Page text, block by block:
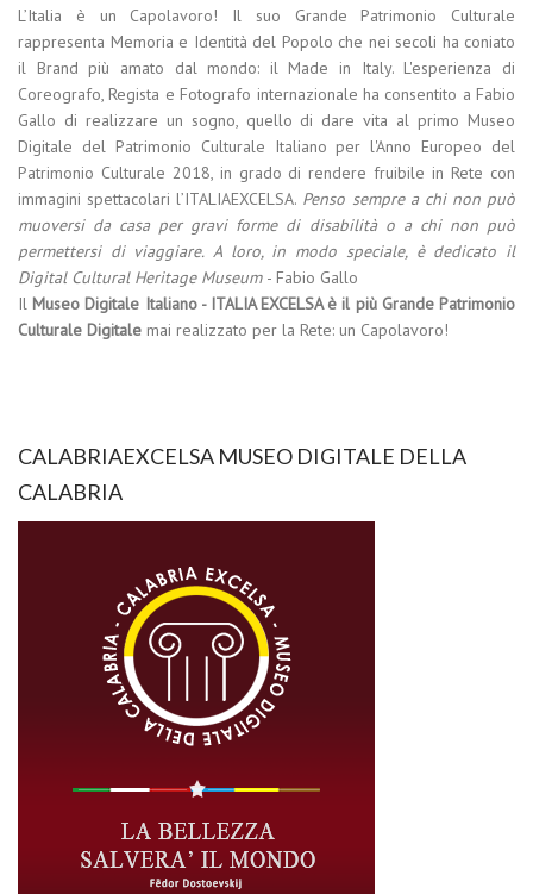
L’Italia è un Capolavoro! Il suo Grande Patrimonio Culturale
rappresenta Memoria e Identità del Popolo che nei secoli ha coniato
il Brand più amato dal mondo: il Made in Italy. L'esperienza di
Coreografo, Regista e Fotografo internazionale ha consentito a Fabio
Gallo di realizzare un sogno, quello di dare vita al primo Museo
Digitale del Patrimonio Culturale Italiano per l'Anno Europeo del
Patrimonio Culturale 2018, in grado di rendere fruibile in Rete con
immagini spettacolari l’ITALIAEXCELSA. Penso sempre a chi non può
muoversi da casa per gravi forme di disabilità o a chi non può
permettersi di viaggiare. A loro, in modo speciale, è dedicato il
Digital Cultural Heritage Museum - Fabio Gallo
IlMuseo Digitale Italiano - ITALIA EXCELSA è il più Grande Patrimonio
Culturale Digitale mai realizzato per la Rete: un Capolavoro!
CALABRIAEXCELSA MUSEO DIGITALE DELLA
CALABRIA